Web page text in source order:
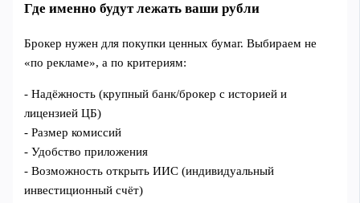
Где именно будут лежать ваши рубли
Брокер нужен для покупки ценных бумаг. Выбираем не
«по рекламе», а по критериям:
- Надёжность (крупный банк/брокер с историей и
лицензией ЦБ)
- Размер комиссий
- Удобство приложения
- Возможность открыть ИИС (индивидуальный
инвестиционный счёт)